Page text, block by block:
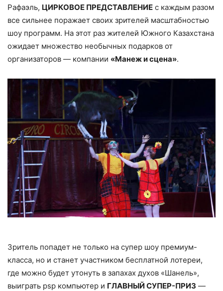
Рафаэль, ЦИРКОВОЕ ПРЕДСТАВЛЕНИЕ с каждым разом
все сильнее поражает своих зрителей масштабностью
шоу программ. На этот раз жителей Южного Казахстана
ожидает множество необычных подарков от
организаторов — компании «Манеж и сцена».
Зритель попадет не только на супер шоу премиум-
класса, но и станет участником бесплатной лотереи,
где можно будет утонуть в запахах духов «Шанель»,
выиграть psp компьютер и ГЛАВНЫЙ СУПЕР-ПРИЗ —